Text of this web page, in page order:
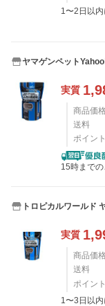
1〜2日以内
ヤマゲンペット
実質
商品価格
送料
ポイント
15時まで
トロピカルワールド
実質
商品価格
送料
ポイント
1〜3日以内